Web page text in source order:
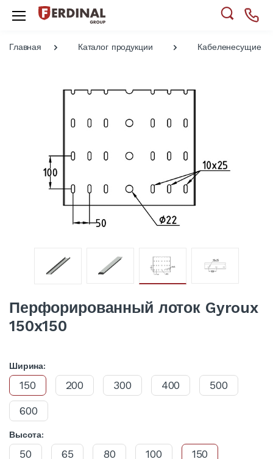
Главная Каталог продукции Кабеленесущие
Перфорированный лоток Gyroux
150x150
Ширина:
150 200 300 400
500
600
Высота:
50 65 80 100 150